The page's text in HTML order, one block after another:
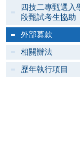
四技二專甄選入
段甄試考生協助
外部募款
相關辦法
歷年執行項目